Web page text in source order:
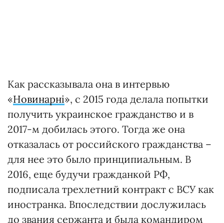
Как рассказывала она в интервью
«Новинарні», с 2015 года делала попытки
получить украинское гражданство и в
2017-м добилась этого. Тогда же она
отказалась от российского гражданства –
для нее это было принципиальным. В
2016, еще будучи гражданкой РФ,
подписала трехлетний контракт с ВСУ как
иностранка. Впоследствии дослужилась
до звания сержанта и была командиром